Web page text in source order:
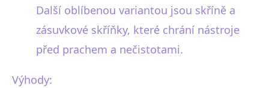
Další oblíbenou variantou jsou skříně a
zásuvkové skříňky, které chrání nástroje
před prachem a nečistotami.
Výhody: